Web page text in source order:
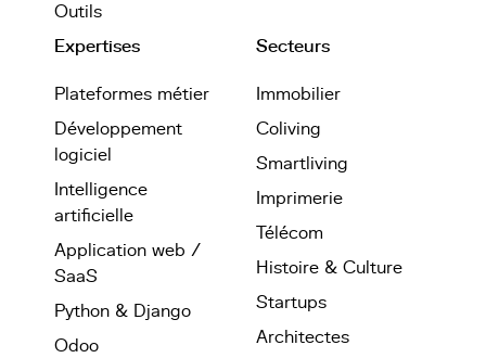
Outils
Expertises
Plateformes métier
Développement
logiciel
Intelligence
artificielle
Application web /
SaaS
Python & Django
Odoo
Secteurs
Immobilier
Coliving
Smartliving
Imprimerie
Télécom
Histoire & Culture
Startups
Architectes